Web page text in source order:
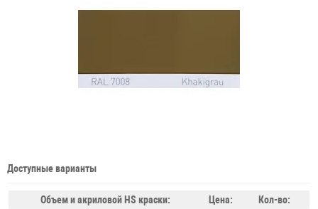
Доступные варианты
Объем и акриловой HS краски: Цена: Кол-во: